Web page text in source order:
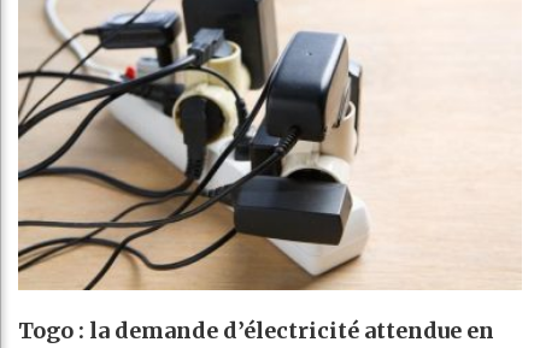
Togo : la demande d’électricité attendue en